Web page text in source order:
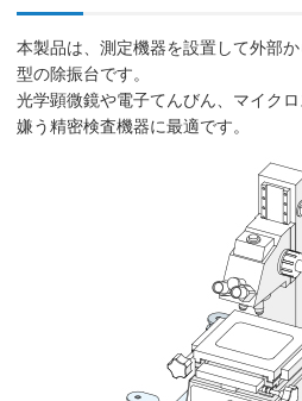
本製品は、測定機器を設置して外部
型の除振台です。
光学顕微鏡や電子てんびん、マイク
嫌う精密検査機器に最適です。